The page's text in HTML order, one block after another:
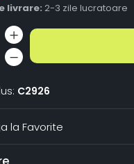
livrare: 2-3 zile lucratoare
C2926
la Favorite